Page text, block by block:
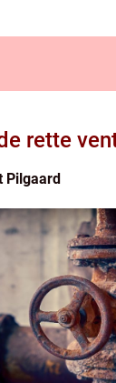
rette
Pilgaard